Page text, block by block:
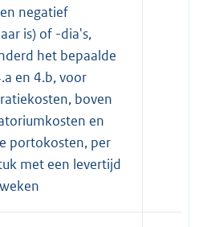
negatief
is) of -dia's,
het bepaalde
en 4.b, voor
boven
en
portokosten, per
met een levertijd